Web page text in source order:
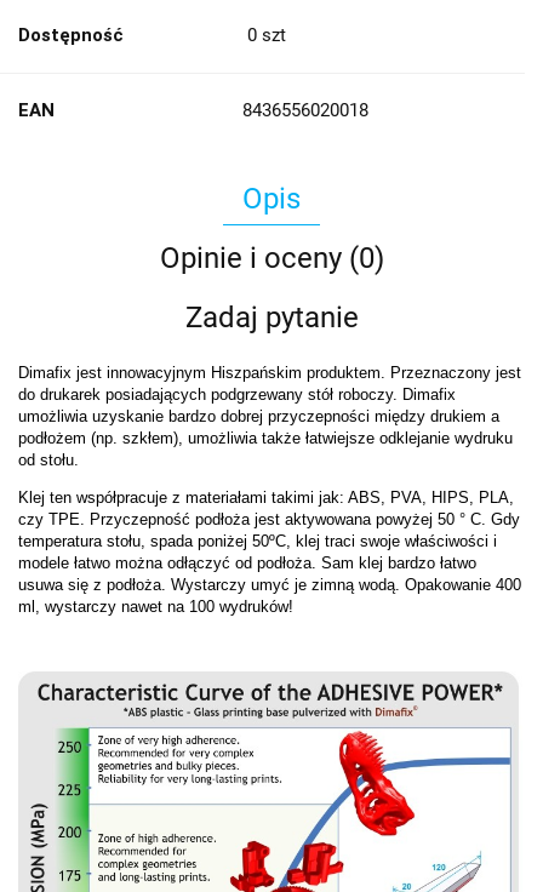
Dostępność 0 szt
EAN 8436556020018
Opis
Opinie i oceny (0)
Zadaj pytanie
Dimafix jest innowacyjnym Hiszpańskim produktem. Przeznaczony jest
do drukarek posiadających podgrzewany stół roboczy. Dimafix
umożliwia uzyskanie bardzo dobrej przyczepności między drukiem a
podłożem (np. szkłem), umożliwia także łatwiejsze odklejanie wydruku
od stołu.
Klej ten współpracuje z materiałami takimi jak: ABS, PVA, HIPS, PLA,
czy TPE. Przyczepność podłoża jest aktywowana powyżej 50 ° C. Gdy
temperatura stołu, spada poniżej 50ºC, klej traci swoje właściwości i
modele łatwo można odłączyć od podłoża. Sam klej bardzo łatwo
usuwa się z podłoża. Wystarczy umyć je zimną wodą. Opakowanie 400
ml, wystarczy nawet na 100 wydruków!